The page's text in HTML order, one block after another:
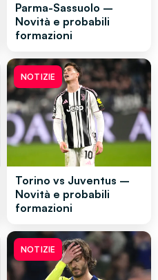
Parma-Sassuolo –
Novità e probabili
formazioni
NOTIZIE
Torino vs Juventus –
Novità e probabili
formazioni
NOTIZIE